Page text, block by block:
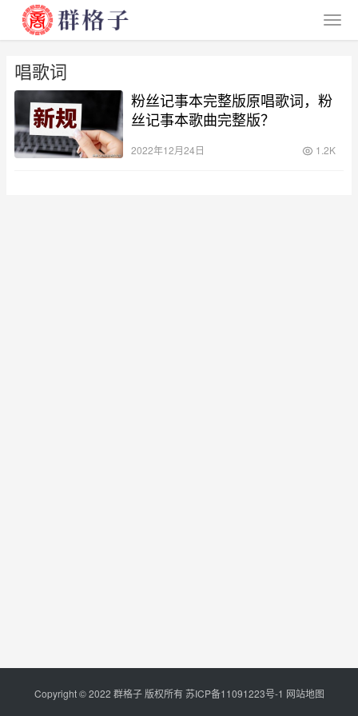
唱歌词
粉丝记事本完整版原唱歌词，粉
丝记事本歌曲完整版？
2022年12月24日 1.2K
Copyright © 2022 群格子 版权所有苏ICP备11091223号-1 网站地图